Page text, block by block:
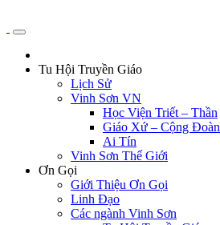
Tu Hội Truyền Giáo
Lịch Sử
Vinh Sơn VN
Học Viện Triết – Thần
Giáo Xứ – Cộng Đoàn
Ai Tín
Vinh Sơn Thế Giới
Ơn Gọi
Giới Thiệu Ơn Gọi
Linh Đạo
Các ngành Vinh Sơn